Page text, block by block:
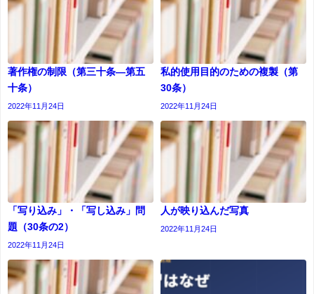
著作権の制限（第三十条―第五
十条）
2022年11月24日
私的使用目的のための複製（第
30条）
2022年11月24日
「写り込み」・「写し込み」問
題（30条の2）
2022年11月24日
人が映り込んだ写真
2022年11月24日